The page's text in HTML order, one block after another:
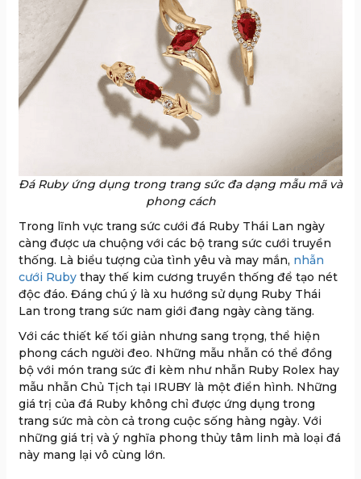
Đá Ruby ứng dụng trong trang sức đa dạng mẫu mã và
phong cách
Trong lĩnh vực trang sức cưới đá Ruby Thái Lan ngày
càng được ưa chuộng với các bộ trang sức cưới truyền
thống. Là biểu tượng của tình yêu và may mắn, nhẫn
cưới Ruby thay thế kim cương truyền thống để tạo nét
độc đáo. Đáng chú ý là xu hướng sử dụng Ruby Thái
Lan trong trang sức nam giới đang ngày càng tăng.
Với các thiết kế tối giản nhưng sang trọng, thể hiện
phong cách người đeo. Những mẫu nhẫn có thể đồng
bộ với món trang sức đi kèm như nhẫn Ruby Rolex hay
mẫu nhẫn Chủ Tịch tại IRUBY là một điển hình. Những
giá trị của đá Ruby không chỉ được ứng dụng trong
trang sức mà còn cả trong cuộc sống hàng ngày. Với
những giá trị và ý nghĩa phong thủy tâm linh mà loại đá
này mang lại vô cùng lớn.